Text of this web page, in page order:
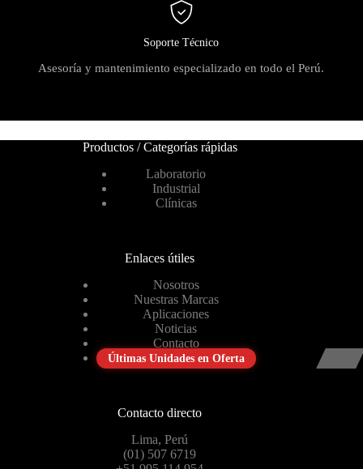
Soporte Técnico
Asesoría y mantenimiento especializado en todo el Perú.
Productos / Categorías rápidas
Laboratorio
Industrial
Clínicas
Enlaces útiles
Nosotros
Nuestras Marcas
Aplicaciones
Noticias
Contacto
Últimas Unidades en Oferta
Contacto directo
Lima, Perú
(01) 507 6719